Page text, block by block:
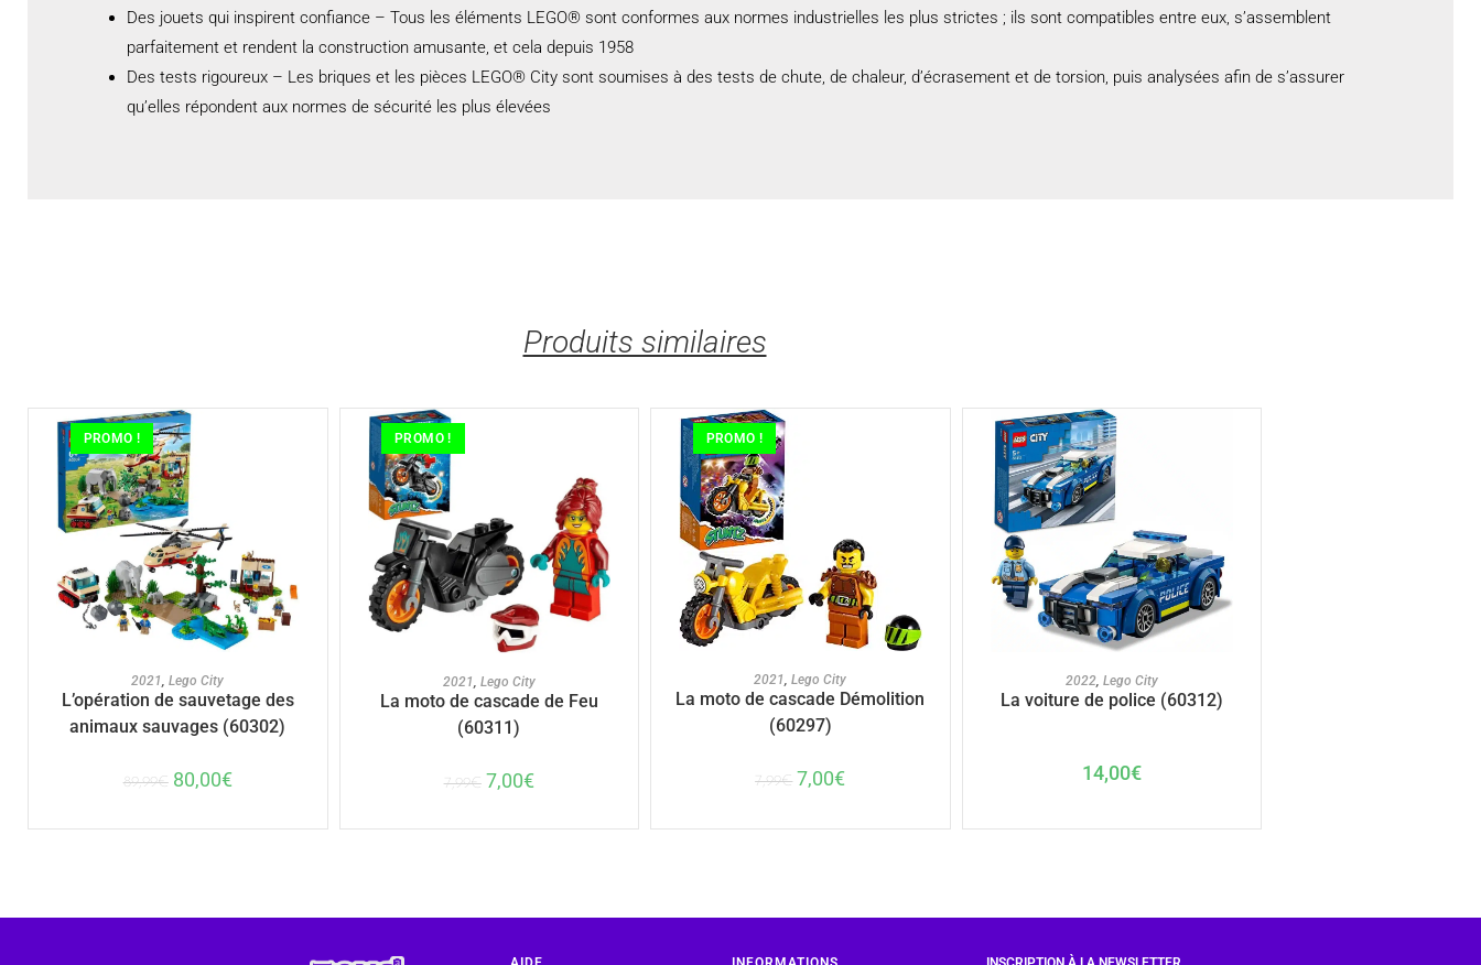
Des jouets qui inspirent confiance – Tous les éléments LEGO® sont conformes aux normes industrielles les plus strictes ; ils sont compatibles entre eux, s’assemblent
parfaitement et rendent la construction amusante, et cela depuis 1958
Des tests rigoureux – Les briques et les pièces LEGO® City sont soumises à des tests de chute, de chaleur, d’écrasement et de torsion, puis analysées afin de s’assurer
qu’elles répondent aux normes de sécurité les plus élevées
Produits similaires
PROMO !
AJOUTER AU PANIER
2021,Lego City
L’opération de sauvetage des
animaux sauvages (60302)
89,99€ 80,00€
PROMO !
AJOUTER AU PANIER
2021 Lego City
La moto de cascade de Feu
(60311)
7,99€ 7,00€
PROMO !
AJOUTER AU PANIER
2021,Lego City
La moto de cascade Démolition
(60297)
7,99€ 7,00€
AJOUTER AU PANIER
2022, Lego City
La voiture de police (60312)
14,00€